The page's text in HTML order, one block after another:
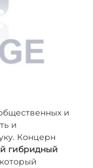
и
и
Концерн
гибридный